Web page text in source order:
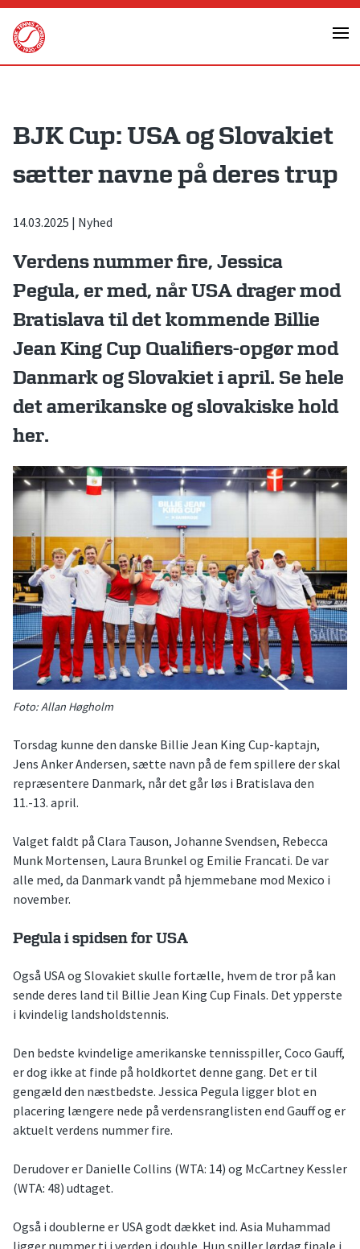
Skip
content
BJK Cup: USA og Slovakiet
sætter navne på deres trup
14.03.2025 | Nyhed
Verdens nummer fire, Jessica
Pegula, er med, når USA drager mod
Bratislava til det kommende Billie
Jean King Cup Qualifiers-opgør mod
Danmark og Slovakiet i april. Se hele
det amerikanske og slovakiske hold
her.
Foto: Allan Høgholm
Torsdag kunne den danske Billie Jean King Cup-kaptajn,
Jens Anker Andersen, sætte navn på de fem spillere der skal
repræsentere Danmark, når det går løs i Bratislava den
11.-13. april.
Valget faldt på Clara Tauson, Johanne Svendsen, Rebecca
Munk Mortensen, Laura Brunkel og Emilie Francati. De var
alle med, da Danmark vandt på hjemmebane mod Mexico i
november.
Pegula i spidsen for USA
Også USA og Slovakiet skulle fortælle, hvem de tror på kan
sende deres land til Billie Jean King Cup Finals. Det ypperste
i kvindelig landsholdstennis.
Den bedste kvindelige amerikanske tennisspiller, Coco Gauff,
er dog ikke at finde på holdkortet denne gang. Det er til
gengæld den næstbedste. Jessica Pegula ligger blot en
placering længere nede på verdensranglisten end Gauff og er
aktuelt verdens nummer fire.
Derudover er Danielle Collins (WTA: 14) og McCartney Kessler
(WTA: 48) udtaget.
Også i doublerne er USA godt dækket ind. Asia Muhammad